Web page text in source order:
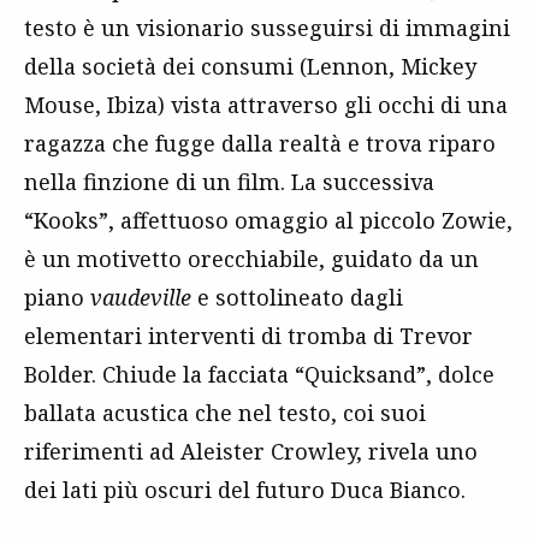
testo è un visionario susseguirsi di immagini
della società dei consumi (Lennon, Mickey
Mouse, Ibiza) vista attraverso gli occhi di una
ragazza che fugge dalla realtà e trova riparo
nella finzione di un film. La successiva
“Kooks”, affettuoso omaggio al piccolo Zowie,
è un motivetto orecchiabile, guidato da un
piano vaudeville e sottolineato dagli
elementari interventi di tromba di Trevor
Bolder. Chiude la facciata “Quicksand”, dolce
ballata acustica che nel testo, coi suoi
riferimenti ad Aleister Crowley, rivela uno
dei lati più oscuri del futuro Duca Bianco.